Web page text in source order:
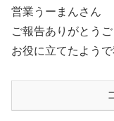
営業うーまんさん
ご報告ありがとうご
お役に立てたようで